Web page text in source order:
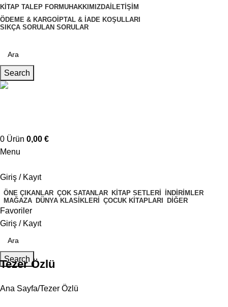
KITAP TALEP FORMUHAKKIMIZDA İLETIŞIM
ÖDEME & KARGO İPTAL & İADE KOŞULLARI
SIKÇA SORULAN SORULAR
Search
0 Ürün 0,00 €
Menu
Giriş / Kayıt
ÖNE ÇIKANLAR ÇOK SATANLAR KITAP SETLERI İNDIRIMLER
MAĞAZA DÜNYA KLASIKLERI ÇOCUK KITAPLARI DIĞER
Favoriler
Giriş / Kayıt
Search
Tezer Özlü
Ana Sayfa Tezer Özlü